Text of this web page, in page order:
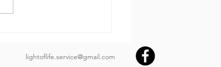
имуществом»
lightoflife.service@gmail.com